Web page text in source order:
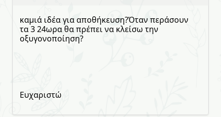
καμιά ιδέα για αποθήκευση?Όταν περάσουν
τα 3 24ωρα θα πρέπει να κλείσω την
οξυγονοποίηση?
Ευχαριστώ